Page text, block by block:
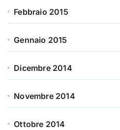
Febbraio 2015
Gennaio 2015
Dicembre 2014
Novembre 2014
Ottobre 2014